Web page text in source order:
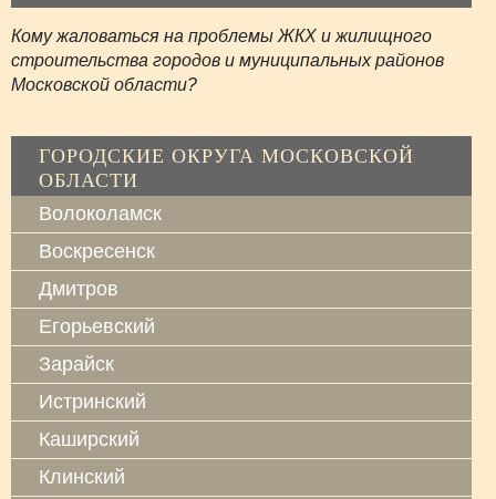
Кому жаловаться на проблемы ЖКХ и жилищного
строительства городов и муниципальных районов
Московской области?
ГОРОДСКИЕ ОКРУГА МОСКОВСКОЙ
ОБЛАСТИ
Волоколамск
Воскресенск
Дмитров
Егорьевский
Зарайск
Истринский
Каширский
Клинский